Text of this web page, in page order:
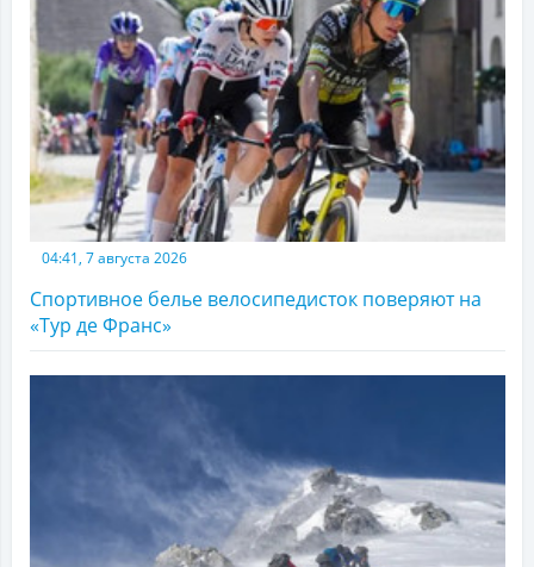
04:41, 7 августа 2026
Спортивное белье велосипедисток поверяют на
«Тур де Франс»